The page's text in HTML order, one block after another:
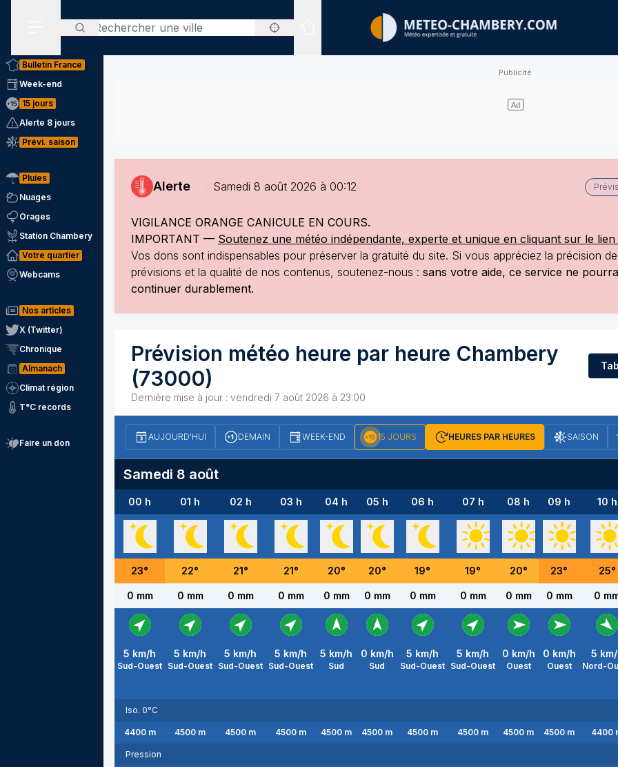
Rechercher
Sites expertisés
Bulletin France
Week-end
15 jours
Alerte 8 jours
Prévi. saison
Pluies
Nuages
Orages
Station Chambery
Votre quartier
Webcams
Nos articles
X (Twitter)
Chronique
Almanach
Climat région
T°C records
Faire un don
Alerte Samedi 8 août 2026 à 00:12
VIGILANCE ORANGE CANICULE EN COURS.
IMPORTANT — Soutenez une météo indépendante, experte et unique en cliquant sur le
Vos dons sont indispensables pour préserver la gratuité du site. Si vous appréciez la précision
prévisions et la qualité de nos contenus, soutenez-nous : sans votre aide, ce service ne
continuer durablement.
Prévision météo heure par heure Chambery
(73000)
Dernière mise à jour : vendredi 7 août 2026 à 23:00
AUJOURD'HUI DEMAIN WEEK-END 15 JOURS HEURES PAR HEURES SAISON
Samedi 8 août
00 h 01 h 02 h 03 h 04 h 05 h 06 h 07 h 08 h 09 h 10 h
23° 22° 21° 21° 20° 20° 19° 19° 20° 23° 25°
0 mm 0 mm 0 mm 0 mm 0 mm 0 mm 0 mm 0 mm 0 mm 0 mm 0
5 km/h
Sud-Ouest
5 km/h
Sud-Ouest
5 km/h
Sud-Ouest
5 km/h
Sud-Ouest
5 km/h
Sud
0 km/h
Sud
5 km/h
Sud-Ouest
5 km/h
Sud-Ouest
0 km/h
Ouest
0 km/h
Ouest
5
Nord-
Iso. 0°C
4400m 4500 m 4500 m 4500 m 4500 m 4500 m 4500 m 4500 m 4500 m 4500 m 4400
Pression